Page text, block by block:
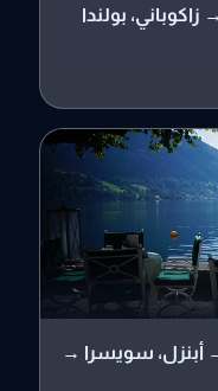
بولندا
→ أبنزل، سويسرا →